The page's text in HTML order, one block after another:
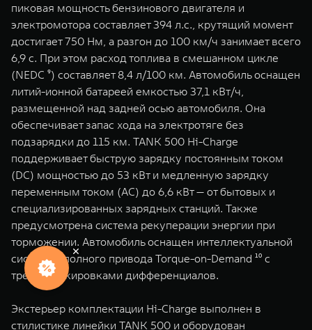
пиковая мощность бензинового двигателя и
электромотора составляет 394 л.с., крутящий момент
достигает 750 Нм, а разгон до 100 км/ч занимает всего
6,9 с. При этом расход топлива в смешанном цикле
(NEDC ⁹) составляет 8,4 л/100 км. Автомобиль оснащен
литий-ионной батареей емкостью 37,1 кВт/ч,
размещенной над задней осью автомобиля. Она
обеспечивает запас хода на электротяге без
подзарядки до 115 км. TANK 500 Hi-Charge
поддерживает быструю зарядку постоянным током
(DC) мощностью до 53 кВт и медленную зарядку
переменным током (AC) до 6,6 кВт — от бытовых и
специализированных зарядных станций. Также
предусмотрена система рекуперации энергии при
торможении. Автомобиль оснащен интеллектуальной
системой полного привода Torque-on-Demand ¹⁰ с
тремя блокировками дифференциалов.
Экстерьер комплектации Hi-Charge выполнен в
стилистике линейки TANK 500 и оборудован